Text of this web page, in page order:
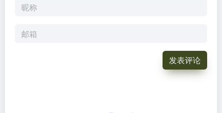
发表评论